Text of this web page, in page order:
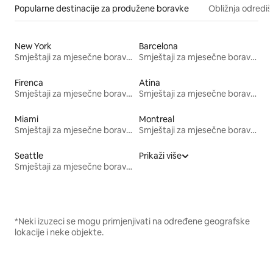
Popularne destinacije za produžene boravke Obližnja
New York
Smještaji za mjesečne boravke
Barcelona
Smještaji za mjesečne boravke
Firenca
Smještaji za mjesečne boravke
Atina
Smještaji za mjesečne boravke
Miami
Smještaji za mjesečne boravke
Montreal
Smještaji za mjesečne boravke
Seattle
Smještaji za mjesečne boravke
Prikaži više
*Neki izuzeci se mogu primjenjivati na određene geografske
lokacije i neke objekte.